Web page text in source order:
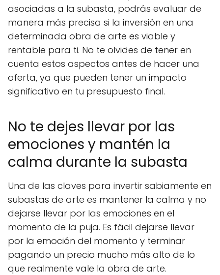
asociadas a la subasta, podrás evaluar de
manera más precisa si la inversión en una
determinada obra de arte es viable y
rentable para ti. No te olvides de tener en
cuenta estos aspectos antes de hacer una
oferta, ya que pueden tener un impacto
significativo en tu presupuesto final.
No te dejes llevar por las
emociones y mantén la
calma durante la subasta
Una de las claves para invertir sabiamente en
subastas de arte es mantener la calma y no
dejarse llevar por las emociones en el
momento de la puja. Es fácil dejarse llevar
por la emoción del momento y terminar
pagando un precio mucho más alto de lo
que realmente vale la obra de arte.